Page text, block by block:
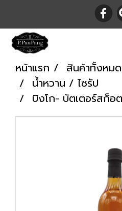
หน้าแรก สินค้าทั้งหมด
น้ำหวาน / ไซรัป
บิงโก- บัตเตอร์สก็